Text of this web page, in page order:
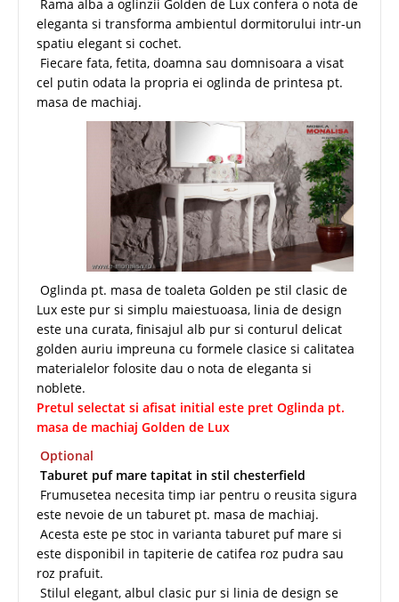
Rama alba a oglinzii Golden de Lux confera o nota de
eleganta si transforma ambientul dormitorului intr-un
spatiu elegant si cochet.
Fiecare fata, fetita, doamna sau domnisoara a visat
cel putin odata la propria ei oglinda de printesa pt.
masa de machiaj.
Oglinda pt. masa de toaleta Golden pe stil clasic de
Lux este pur si simplu maiestuoasa, linia de design
este una curata, finisajul alb pur si conturul delicat
golden auriu impreuna cu formele clasice si calitatea
materialelor folosite dau o nota de eleganta si
noblete.
Pretul selectat si afisat initial este pret Oglinda pt.
masa de machiaj Golden de Lux
Optional
Taburet puf mare tapitat in stil chesterfield
Frumusetea necesita timp iar pentru o reusita sigura
este nevoie de un taburet pt. masa de machiaj.
Acesta este pe stoc in varianta taburet puf mare si
este disponibil in tapiterie de catifea roz pudra sau
roz prafuit.
Stilul elegant, albul clasic pur si linia de design se